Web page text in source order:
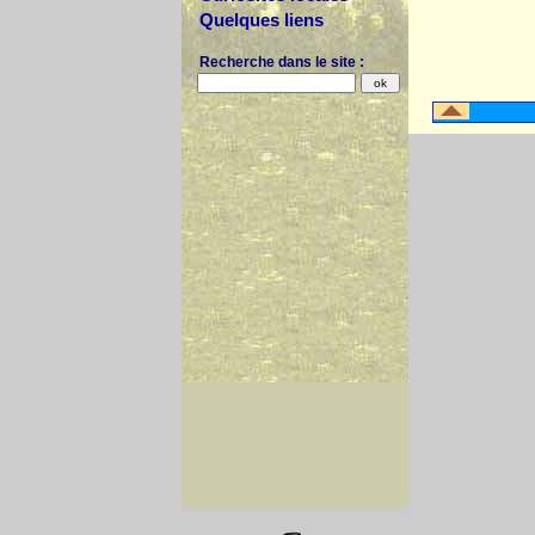
Quelques liens
Recherche dans le site :